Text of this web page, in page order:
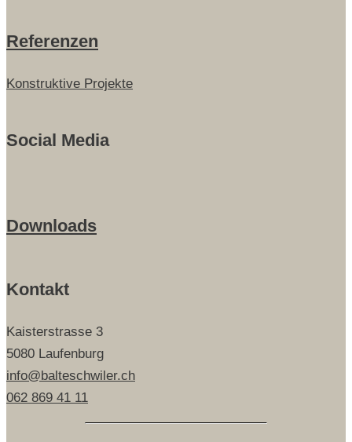
Referenzen
Konstruktive Projekte
Social Media
Downloads
Kontakt
Kaisterstrasse 3
5080 Laufenburg
info@balteschwiler.ch
062 869 41 11